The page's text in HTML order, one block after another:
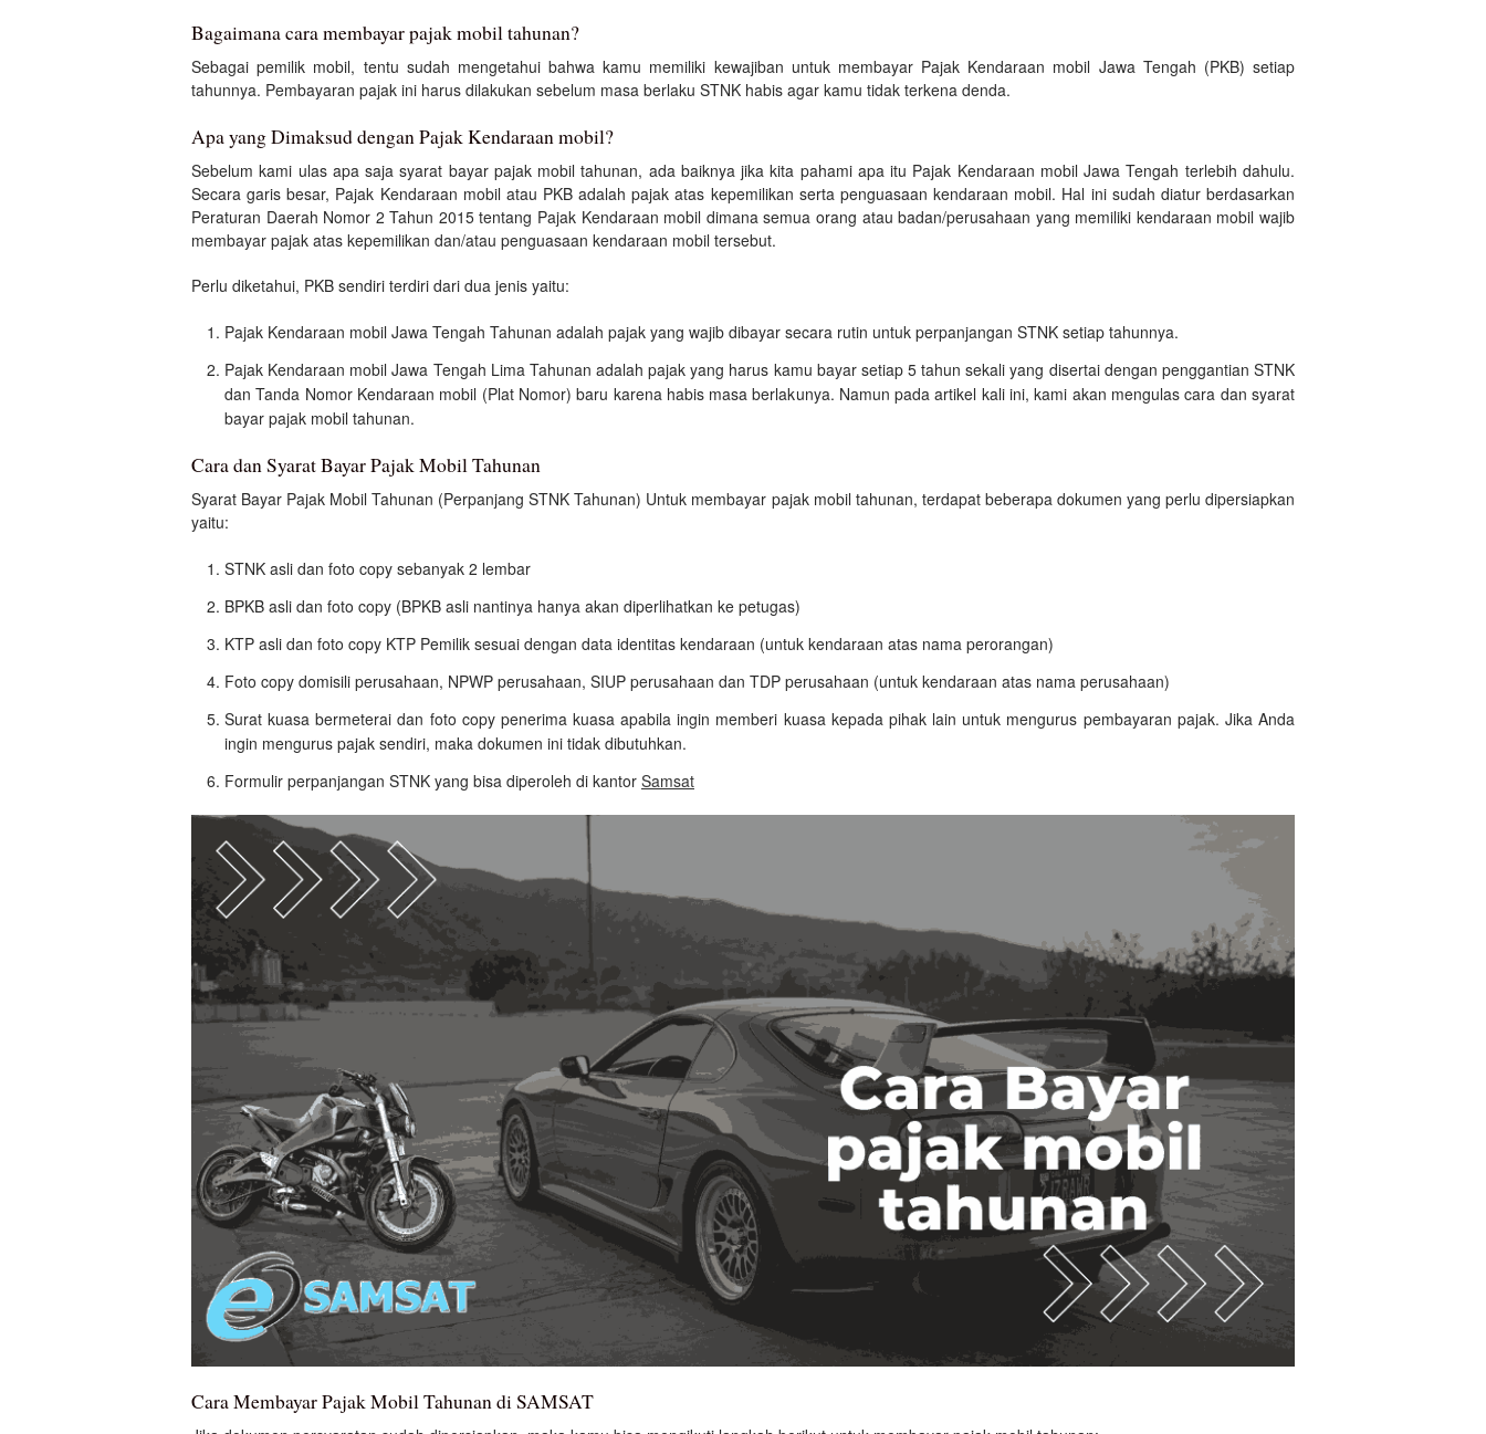
Bagaimana cara membayar pajak mobil tahunan?
Sebagai pemilik mobil, tentu sudah mengetahui bahwa kamu memiliki kewajiban untuk membayar Pajak Kendaraan mobil Jawa Tengah (PKB) setiap
tahunnya. Pembayaran pajak ini harus dilakukan sebelum masa berlaku STNK habis agar kamu tidak terkena denda.
Apa yang Dimaksud dengan Pajak Kendaraan mobil?
Sebelum kami ulas apa saja syarat bayar pajak mobil tahunan, ada baiknya jika kita pahami apa itu Pajak Kendaraan mobil Jawa Tengah terlebih dahulu.
Secara garis besar, Pajak Kendaraan mobil atau PKB adalah pajak atas kepemilikan serta penguasaan kendaraan mobil. Hal ini sudah diatur berdasarkan
Peraturan Daerah Nomor 2 Tahun 2015 tentang Pajak Kendaraan mobil dimana semua orang atau badan/perusahaan yang memiliki kendaraan mobil wajib
membayar pajak atas kepemilikan dan/atau penguasaan kendaraan mobil tersebut.
Perlu diketahui, PKB sendiri terdiri dari dua jenis yaitu:
Pajak Kendaraan mobil Jawa Tengah Tahunan adalah pajak yang wajib dibayar secara rutin untuk perpanjangan STNK setiap tahunnya.
Pajak Kendaraan mobil Jawa Tengah Lima Tahunan adalah pajak yang harus kamu bayar setiap 5 tahun sekali yang disertai dengan penggantian STNK
dan Tanda Nomor Kendaraan mobil (Plat Nomor) baru karena habis masa berlakunya. Namun pada artikel kali ini, kami akan mengulas cara dan syarat
bayar pajak mobil tahunan.
Cara dan Syarat Bayar Pajak Mobil Tahunan
Syarat Bayar Pajak Mobil Tahunan (Perpanjang STNK Tahunan) Untuk membayar pajak mobil tahunan, terdapat beberapa dokumen yang perlu dipersiapkan
yaitu:
STNK asli dan foto copy sebanyak 2 lembar
BPKB asli dan foto copy (BPKB asli nantinya hanya akan diperlihatkan ke petugas)
KTP asli dan foto copy KTP Pemilik sesuai dengan data identitas kendaraan (untuk kendaraan atas nama perorangan)
Foto copy domisili perusahaan, NPWP perusahaan, SIUP perusahaan dan TDP perusahaan (untuk kendaraan atas nama perusahaan)
Surat kuasa bermeterai dan foto copy penerima kuasa apabila ingin memberi kuasa kepada pihak lain untuk mengurus pembayaran pajak. Jika Anda
ingin mengurus pajak sendiri, maka dokumen ini tidak dibutuhkan.
Formulir perpanjangan STNK yang bisa diperoleh di kantor Samsat
Cara Membayar Pajak Mobil Tahunan di SAMSAT